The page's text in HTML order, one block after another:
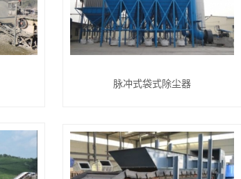
脉冲式袋式除尘器